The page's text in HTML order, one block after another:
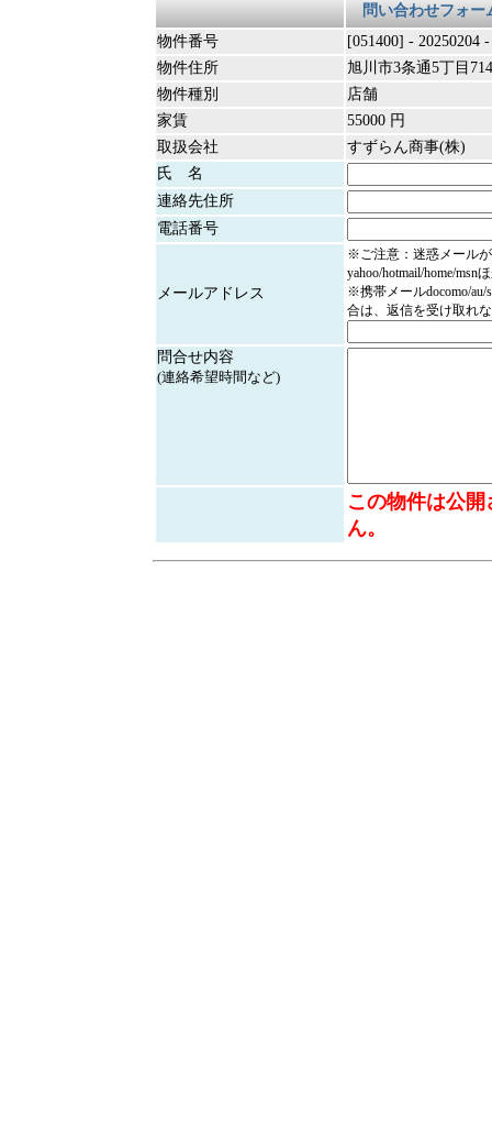
問い合わせフォー
物件番号
[051400] - 20250204 -
物件住所
旭川市3条通5丁目
物件種別
店舗
家賃
55000 円
取扱会社
すずらん商事(株)
氏 名
連絡先住所
電話番号
メールアドレス
※ご注意：迷惑メール
yahoo/hotmail/home/msn
※携帯メールdocomo/au/
合は、返信を受け取れ
問合せ内容
(連絡希望時間など)
この物件は公
ん。